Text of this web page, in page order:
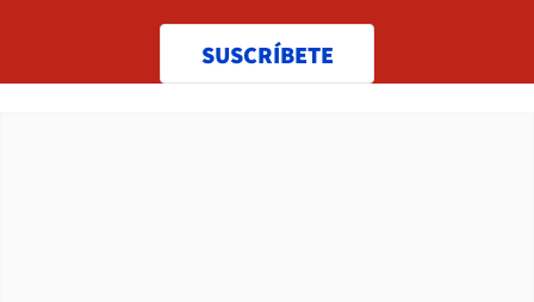
SUSCRÍBETE